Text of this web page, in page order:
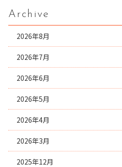
Archive
2026年8月
2026年7月
2026年6月
2026年5月
2026年4月
2026年3月
2025年12月